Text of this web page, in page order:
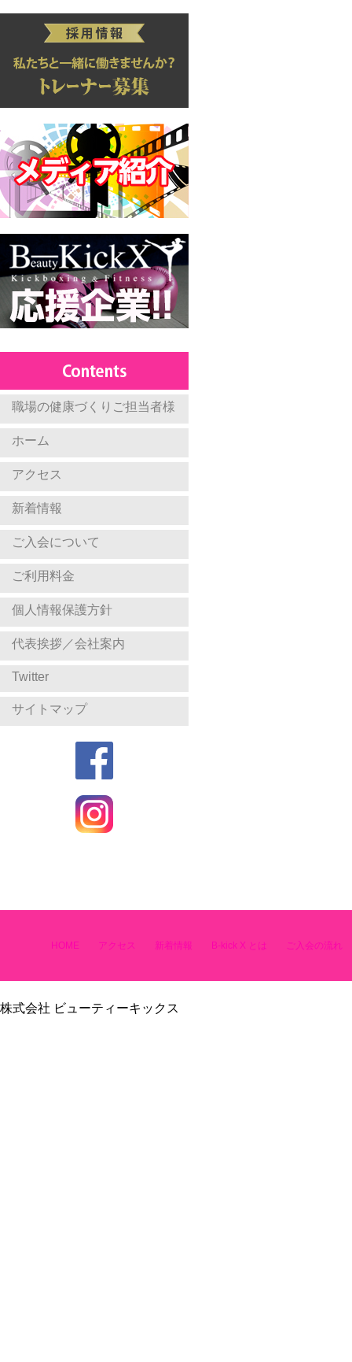
職場の健康づくりご担当者様
ホーム
アクセス
新着情報
ご入会について
ご利用料金
個人情報保護方針
代表挨拶／会社案内
Twitter
サイトマップ
HOME アクセス 新着情報 B-kick X とは ご入会の流れ
株式会社 ビューティーキックス